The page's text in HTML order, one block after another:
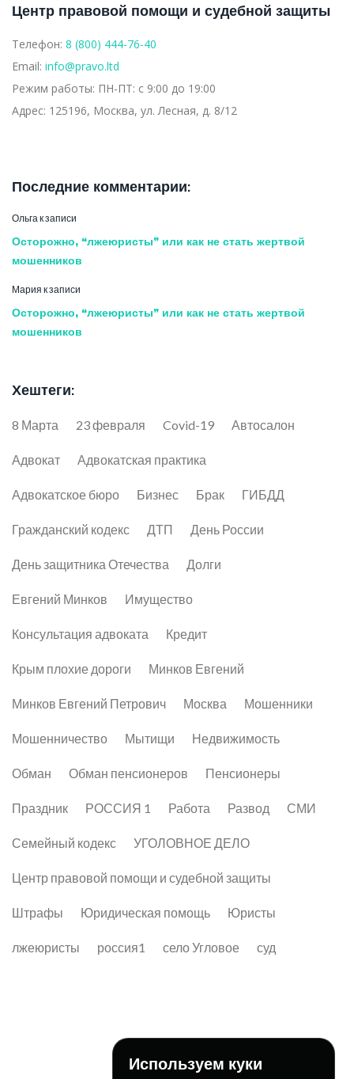
Центр правовой помощи и судебной защиты
Телефон: 8 (800) 444-76-40
Email: info@pravo.ltd
Режим работы: ПН-ПТ: с 9:00 до 19:00
Адрес: 125196, Москва, ул. Лесная, д. 8/12
Последние комментарии:
Ольга к записи
Осторожно, “лжеюристы” или как не стать жертвой
мошенников
Мария к записи
Осторожно, “лжеюристы” или как не стать жертвой
мошенников
Хештеги:
8 Марта 23 февраля Covid-19 Автосалон
Адвокат Адвокатская практика
Адвокатское бюро Бизнес Брак ГИБДД
Гражданский кодекс ДТП День России
День защитника Отечества Долги
Евгений Минков Имущество
Консультация адвоката Кредит
Крым плохие дороги Минков Евгений
Минков Евгений Петрович Москва Мошенники
Мошенничество Мытищи Недвижимость
Обман Обман пенсионеров Пенсионеры
Праздник РОССИЯ 1 Работа Развод СМИ
Семейный кодекс УГОЛОВНОЕ ДЕЛО
Центр правовой помощи и судебной защиты
Штрафы Юридическая помощь Юристы
лжеюристы россия1 село Угловое суд
Используем куки